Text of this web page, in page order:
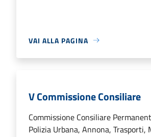
VAI ALLA PAGINA
V Commissione Consiliare
Commissione Consiliare
Polizia Urbana, Annona, Trasporti,